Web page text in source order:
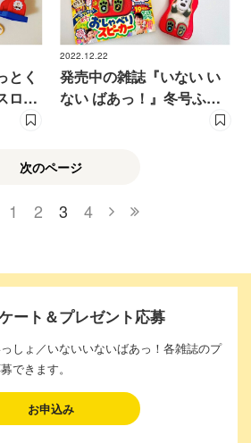
とく
ロー
2022.12.22
発売中の雑誌『いない い
ない ばあっ！』冬号ふろ
次のページ
1 2 3 4
ート＆プレゼント応募
しょ／いないいないばあっ！各雑誌のプ
できます。
お申込み